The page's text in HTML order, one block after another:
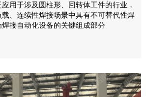
用于涉及圆柱形、回转体工件的行业，
、连续性焊接场景中具有不可替代性‌焊
接自动化设备的关键组成部分